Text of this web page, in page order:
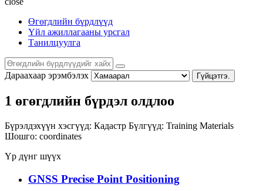
Өгөгдлийн бүрдлүүд
Үйл ажиллагааны урсгал
Танилцуулга
Дараахаар эрэмбэлэх Гүйцэтгэ.
1 өгөгдлийн бүрдэл олдлоо
Бүрэлдэхүүн хэсгүүд: Кадастр Бүлгүүд: Training Materials
Шошго: coordinates
Үр дүнг шүүх
GNSS Precise Point Positioning